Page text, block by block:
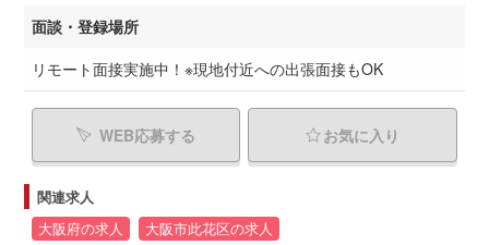
面談・登録場所
リモート面接実施中！※現地付近への出張面接もOK
WEB応募する お気に入り
関連求人
大阪府の求人
大阪市此花区の求人